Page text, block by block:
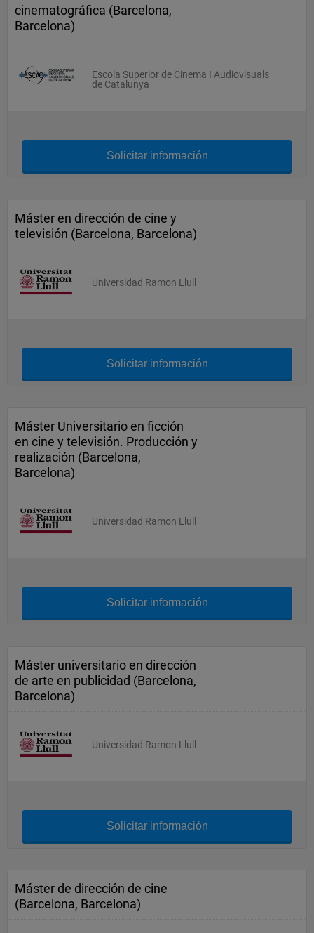
cinematográfica (Barcelona,
Barcelona)
Escola Superior de Cinema I Audiovisuals
de Catalunya
Solicitar información
Máster en dirección de cine y
televisión (Barcelona, Barcelona)
Universidad Ramon Llull
Solicitar información
Máster Universitario en ficción
en cine y televisión. Producción y
realización (Barcelona,
Barcelona)
Universidad Ramon Llull
Solicitar información
Máster universitario en dirección
de arte en publicidad (Barcelona,
Barcelona)
Universidad Ramon Llull
Solicitar información
Máster de dirección de cine
(Barcelona, Barcelona)